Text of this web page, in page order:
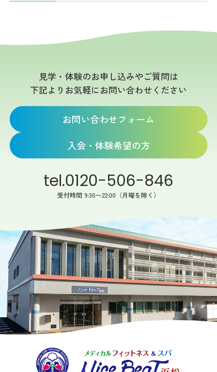
見学・体験のお申し込みやご質問は
下記よりお気軽にお問い合わせください
お問い合わせフォーム
入会・体験希望の方
tel.0120-506-846
受付時間 9:30〜22:00（月曜を除く）